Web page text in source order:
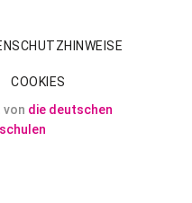
COOKIES
die deutschen